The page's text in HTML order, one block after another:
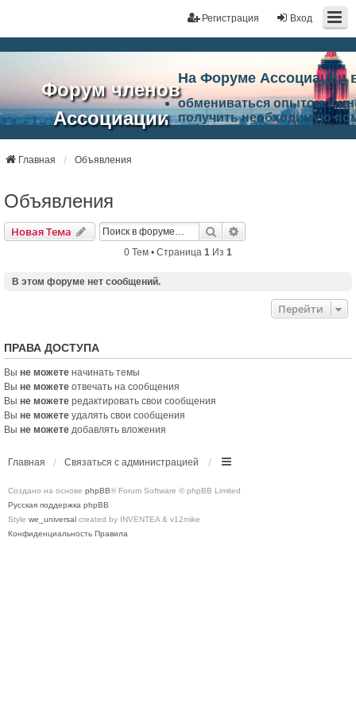
Вход
Регистрация
Форум членов
Ассоциации
портал"
На Форуме Ассоциации
обмениваться опытом и
получить необходимую
Ассоциации.
Главная Объявления
Объявления
Новая Тема Поиск
0 Тем • Страница 1 Из 1
В этом форуме нет сообщений.
Перейти
ПРАВА ДОСТУПА
Вы не можете начинать темы
Вы не можете отвечать на сообщения
Вы не можете редактировать свои сообщения
Вы не можете удалять свои сообщения
Вы не можете добавлять вложения
Главная Связаться с администрацией
Создано на основе phpBB® Forum Software © phpBB Limited
Русская поддержка phpBB
Style we_universal created by INVENTEA & v12mike
Конфиденциальность Правила